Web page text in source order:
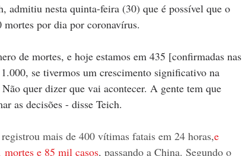
admitiu nesta quinta-feira (30) que é possível que o
por dia por coronavírus.
de mortes, e hoje estamos em 435 [confirmadas nas
se tivermos um crescimento significativo na
quer dizer que vai acontecer. A gente tem que
as decisões - disse Teich.
mais de 400 vítimas fatais em 24 horas,e
mortes e 85 mil casos, passando a China. Segundo o